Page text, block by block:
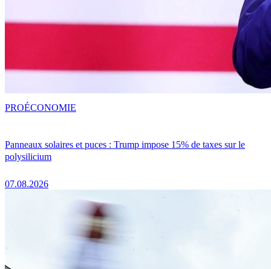
Panneaux solaires et puces : Trump impose 15% de taxes sur le
polysilicium
07.08.2026
PROÉCONOMIE